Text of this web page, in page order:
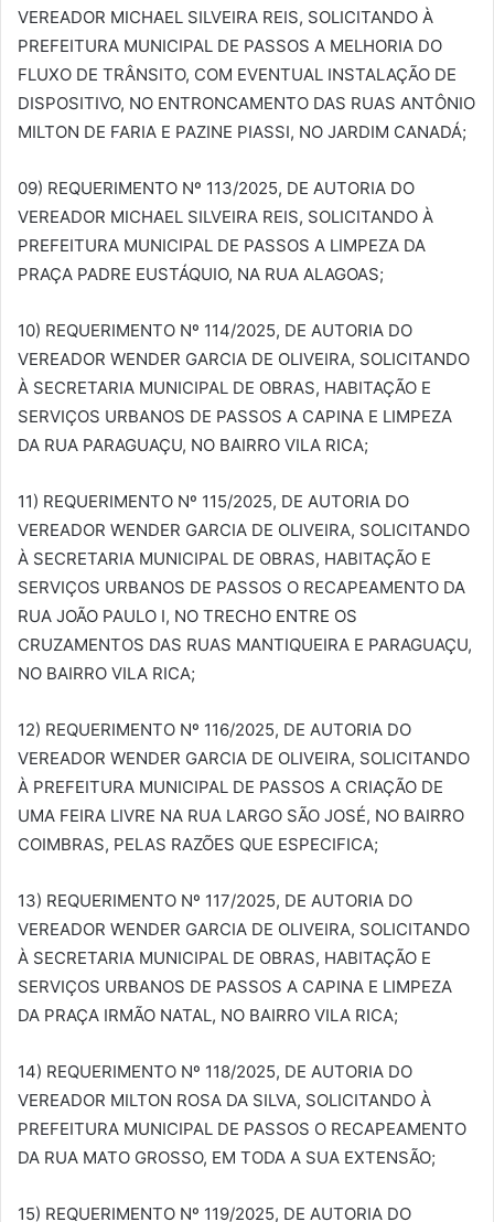
VEREADOR MICHAEL SILVEIRA REIS, SOLICITANDO À
PREFEITURA MUNICIPAL DE PASSOS A MELHORIA DO
FLUXO DE TRÂNSITO, COM EVENTUAL INSTALAÇÃO DE
DISPOSITIVO, NO ENTRONCAMENTO DAS RUAS ANTÔNIO
MILTON DE FARIA E PAZINE PIASSI, NO JARDIM CANADÁ;
09) REQUERIMENTO Nº 113/2025, DE AUTORIA DO
VEREADOR MICHAEL SILVEIRA REIS, SOLICITANDO À
PREFEITURA MUNICIPAL DE PASSOS A LIMPEZA DA
PRAÇA PADRE EUSTÁQUIO, NA RUA ALAGOAS;
10) REQUERIMENTO Nº 114/2025, DE AUTORIA DO
VEREADOR WENDER GARCIA DE OLIVEIRA, SOLICITANDO
À SECRETARIA MUNICIPAL DE OBRAS, HABITAÇÃO E
SERVIÇOS URBANOS DE PASSOS A CAPINA E LIMPEZA
DA RUA PARAGUAÇU, NO BAIRRO VILA RICA;
11) REQUERIMENTO Nº 115/2025, DE AUTORIA DO
VEREADOR WENDER GARCIA DE OLIVEIRA, SOLICITANDO
À SECRETARIA MUNICIPAL DE OBRAS, HABITAÇÃO E
SERVIÇOS URBANOS DE PASSOS O RECAPEAMENTO DA
RUA JOÃO PAULO I, NO TRECHO ENTRE OS
CRUZAMENTOS DAS RUAS MANTIQUEIRA E PARAGUAÇU,
NO BAIRRO VILA RICA;
12) REQUERIMENTO Nº 116/2025, DE AUTORIA DO
VEREADOR WENDER GARCIA DE OLIVEIRA, SOLICITANDO
À PREFEITURA MUNICIPAL DE PASSOS A CRIAÇÃO DE
UMA FEIRA LIVRE NA RUA LARGO SÃO JOSÉ, NO BAIRRO
COIMBRAS, PELAS RAZÕES QUE ESPECIFICA;
13) REQUERIMENTO Nº 117/2025, DE AUTORIA DO
VEREADOR WENDER GARCIA DE OLIVEIRA, SOLICITANDO
À SECRETARIA MUNICIPAL DE OBRAS, HABITAÇÃO E
SERVIÇOS URBANOS DE PASSOS A CAPINA E LIMPEZA
DA PRAÇA IRMÃO NATAL, NO BAIRRO VILA RICA;
14) REQUERIMENTO Nº 118/2025, DE AUTORIA DO
VEREADOR MILTON ROSA DA SILVA, SOLICITANDO À
PREFEITURA MUNICIPAL DE PASSOS O RECAPEAMENTO
DA RUA MATO GROSSO, EM TODA A SUA EXTENSÃO;
15) REQUERIMENTO Nº 119/2025, DE AUTORIA DO